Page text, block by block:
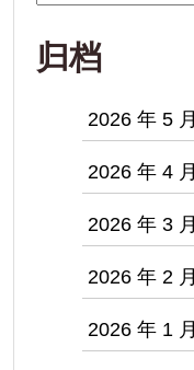
索：
归档
2026 年 5 月
2026 年 4 月
2026 年 3 月
2026 年 2 月
2026 年 1 月